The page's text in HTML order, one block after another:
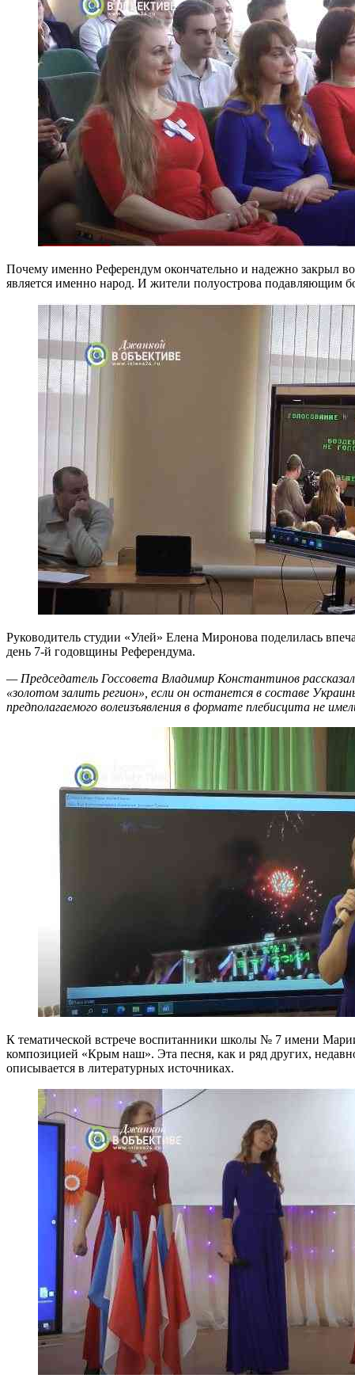
Почему именно Референдум окончательно и надежно закрыл
является именно народ. И жители полуострова подавляющим
Руководитель студии «Улей» Елена Миронова поделилась
день 7-й годовщины Референдума.
— Председатель Госсовета Владимир Константинов
«золотом залить регион», если он останется в составе
предполагаемого волеизъявления в формате плебисцита не
К тематической встрече воспитанники школы № 7 имени
композицией «Крым наш». Эта песня, как и ряд других,
описывается в литературных источниках.